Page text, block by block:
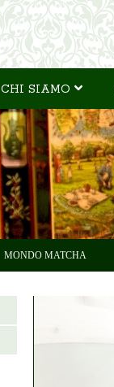
CHI SIAMO
MONDO MATCHA